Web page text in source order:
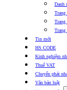
Danh
Tin mới
HS CODE
Kinh nghiệm
Thuế VAT
Chuyển phát
Văn bản luật